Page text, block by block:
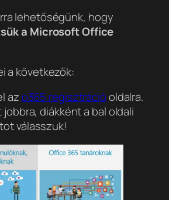
lehetőségünk, hogy
a Microsoft Office
a következők:
azo365 regisztrációoldalra.
jobbra, diákként a bal oldali
válasszuk!